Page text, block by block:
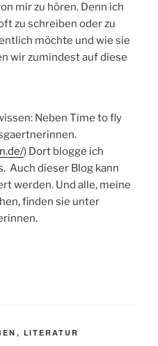
mir zu hören. Denn ich
zu schreiben oder zu
möchte und wie sie
wir zumindest auf diese
Neben Time to fly
) Dort blogge ich
Auch dieser Blog kann
werden. Und alle, meine
finden sie unter
, LITERATUR